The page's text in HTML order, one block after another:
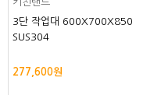
키친랜드
3단 작업대 600X700X850
SUS304
277,600원